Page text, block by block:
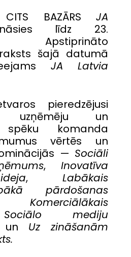
BAZĀRSJA
līdz 23.
Apstiprināto
šajā datumā
JA Latvia
pieredzējusi
uzņēmēju un
spēku komanda
vērtēs un
— Sociāli
,Inovatīva
,Labākais
pārdošanas
Komerciālākais
mediju
un Uz zināšanām